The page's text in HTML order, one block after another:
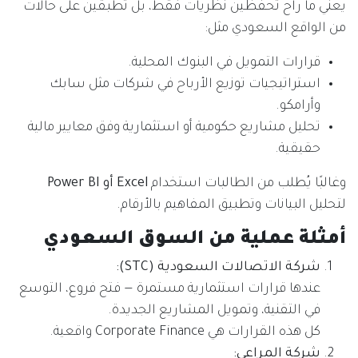
يعني ما راح تحفظين نظريات فقط، بل تطبقين على حالات
من الواقع السعودي مثل:
قرارات التمويل في البنوك المحلية.
استراتيجيات توزيع الأرباح في شركات مثل سابك
وأرامكو.
تحليل مشاريع حكومية أو استثمارية وفق معايير مالية
حقيقية.
وغالبًا يُطلب من الطالبات استخدام Excel أو Power BI
لتحليل البيانات وتطبيق المفاهيم بالأرقام.
أمثلة عملية من السوق السعودي
شركة الاتصالات السعودية (STC):
عندها قرارات استثمارية مستمرة — فتح فروع، التوسع
في التقنية، وتمويل المشاريع الجديدة.
كل هذه القرارات هي Corporate Finance واقعية.
شركة المراعي: